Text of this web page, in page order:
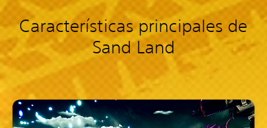
Características principales de
Sand Land